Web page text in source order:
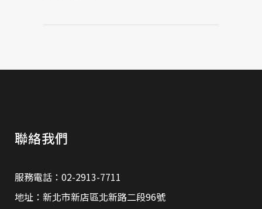
聯絡我們
服務電話：02-2913-7711
地址：新北市新店區北新路二段96號